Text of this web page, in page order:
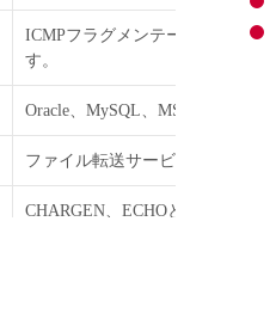
ICMPフラグメンテーション攻撃
す。
Oracle、MySQL、MSSQLなど
ファイル転送サービスに関する
CHARGEN、ECHOといったシ